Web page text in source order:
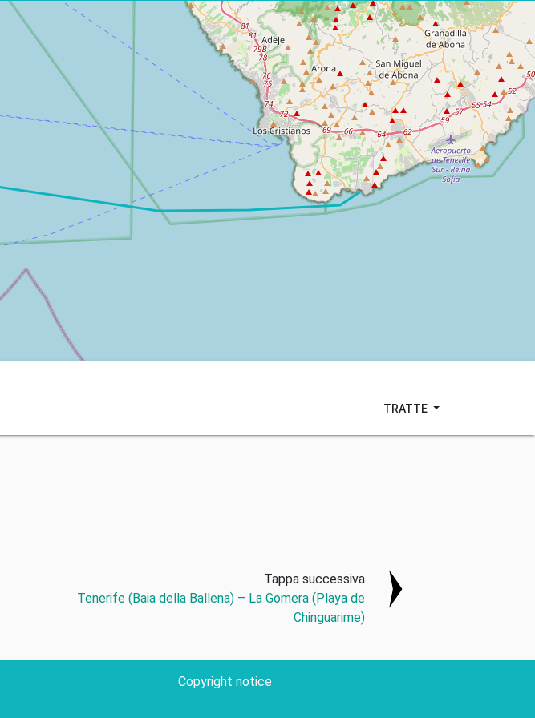
TRATTE
Tappa successiva
Tenerife (Baia della Ballena) – La Gomera (Playa de
Chinguarime)
Copyright notice